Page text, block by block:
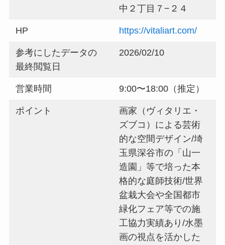
中２丁目７−２４
HP https://vitaliart.com/
参考にしたデータの
最終閲覧日
2026/02/10
営業時間 9:00〜18:00（推定）
ポイント
画家（ヴィタリエ・
ズブコ）による芸術
的な空間デザイン/埼
玉県深谷市の「山一
造園」等で培った本
格的な庭師技術/世界
盆栽大会や全国都市
緑化フェア等での施
工協力実績あり/水墨
画の視点を活かした